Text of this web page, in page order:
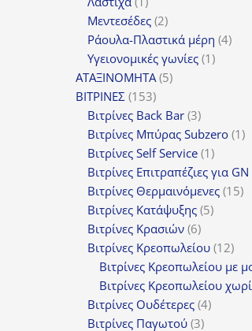
προϊόν
Μεντεσέδες 22
προϊόντα
Ράουλα-Πλαστικά μέρη 44
Υγειονομικές γωνίες 11
ΑΤΑΞΙΝΟΜΗΤΑ 55
ΒΙΤΡΙΝΕΣ 153153
προϊόντα
Βιτρίνες Back Bar 33
προϊόντα
Βιτρίνες Mπύρας Subzero 11
Βιτρίνες Self Service 11
προϊόν
Βιτρίνες Επιτραπέζιες για GN
Βιτρίνες Θερμαινόμενες 1515
Βιτρίνες Κατάψυξης 55
Βιτρίνες Κρασιών 66
προϊόντα
Βιτρίνες Κρεοπωλείου 1212
Βιτρίνες Κρεοπωλείου με
Βιτρίνες Κρεοπωλείου
Βιτρίνες Ουδέτερες 44
Βιτρίνες Παγωτού 33